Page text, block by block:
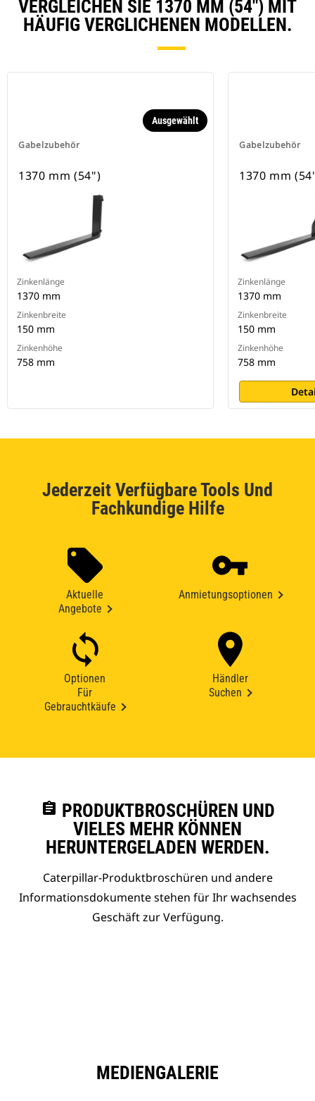
VERGLEICHEN SIE 1370 MM (54") MIT
HÄUFIG VERGLICHENEN MODELLEN.
Gabelzubehör
Ausgewählt
1370 mm (54")
Zinkenlänge
1370 mm
Zinkenbreite
150 mm
Zinkenhöhe
758 mm
Gabelzubehör
1370 mm
Zinkenlänge
1370 mm
Zinkenbreite
150 mm
Zinkenhöhe
758 mm
Jederzeit Verfügbare Tools Und
Fachkundige Hilfe
Aktuelle
Angebote
Anmietungsoptionen
Optionen
Für
Gebrauchtkäufe
Händler
Suchen
assignment PRODUKTBROSCHÜREN UND
VIELES MEHR KÖNNEN
HERUNTERGELADEN WERDEN.
Caterpillar-Produktbroschüren und andere
Informationsdokumente stehen für Ihr wachsendes
Geschäft zur Verfügung.
MEDIENGALERIE